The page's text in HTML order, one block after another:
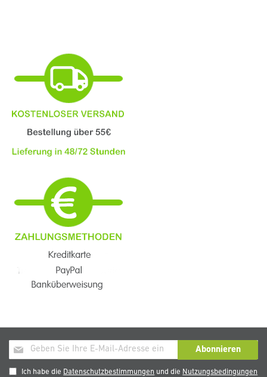
Melden
Sie
sich
Abonnieren
Ich habe die Datenschutzbestimmungen und die Nutzungsbedingungen